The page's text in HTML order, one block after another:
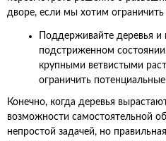
дворе, если мы хотим ограничить
Поддерживайте деревья и
подстриженном
крупными ветвистыми
ограничить
Конечно, когда деревья
возможности самостоятельной
непростой задачей, но